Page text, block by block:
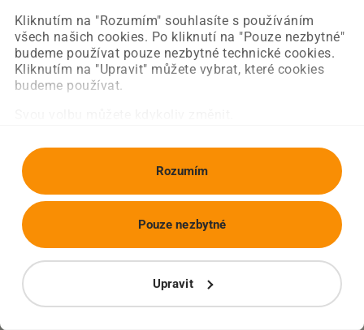
Kliknutím na "Rozumím" souhlasíte s používáním
všech našich cookies. Po kliknutí na "Pouze nezbytné"
budeme používat pouze nezbytné technické cookies.
Kliknutím na "Upravit" můžete vybrat, které cookies
budeme používat.
Rozumím
Upravit
Pouze nezbytné
Obnovit stránku Úvodní strana